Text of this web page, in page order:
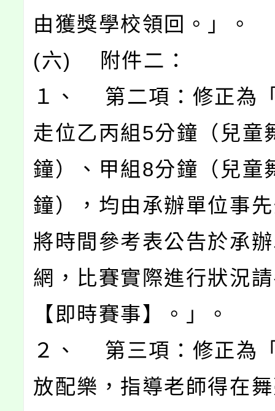
由獲獎學校領回。」。
(六) 附件二：
１、 第二項：修正為
走位乙丙組5分鐘（兒童
鐘）、甲組8分鐘（兒童
鐘），均由承辦單位事
將時間參考表公告於承
網，比賽實際進行狀況
【即時賽事】。」。
２、 第三項：修正為
放配樂，指導老師得在